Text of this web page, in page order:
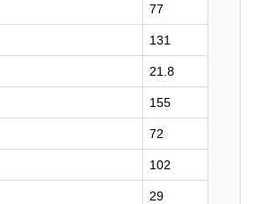
77
131
21.8
155
72
102
29